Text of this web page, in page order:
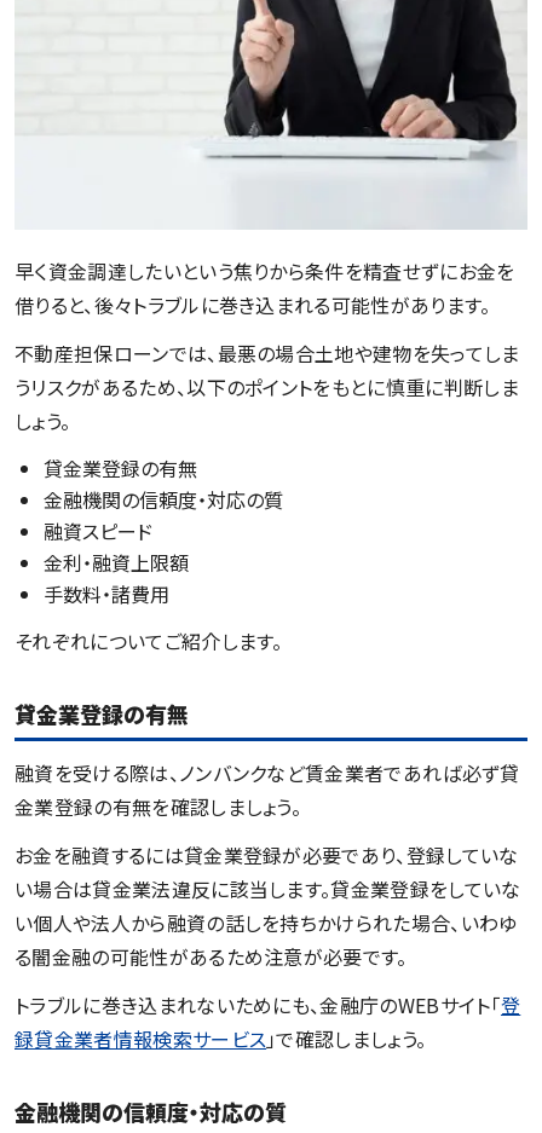
早く資金調達したいという焦りから条件を精査せずにお金を
借りると、後々トラブルに巻き込まれる可能性があります。
不動産担保ローンでは、最悪の場合土地や建物を失ってしま
うリスクがあるため、以下のポイントをもとに慎重に判断しま
しょう。
貸金業登録の有無
金融機関の信頼度・対応の質
融資スピード
金利・融資上限額
手数料・諸費用
それぞれについてご紹介します。
貸金業登録の有無
融資を受ける際は、ノンバンクなど賃金業者であれば必ず貸
金業登録の有無を確認しましょう。
お金を融資するには貸金業登録が必要であり、登録していな
い場合は貸金業法違反に該当します。貸金業登録をしていな
い個人や法人から融資の話しを持ちかけられた場合、いわゆ
る闇金融の可能性があるため注意が必要です。
トラブルに巻き込まれないためにも、金融庁のWEBサイト「登
録貸金業者情報検索サービス」で確認しましょう。
金融機関の信頼度・対応の質